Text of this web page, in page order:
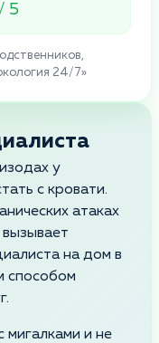
5
24/7»
у
с кровати.
атаках
на дом в
способом
и не